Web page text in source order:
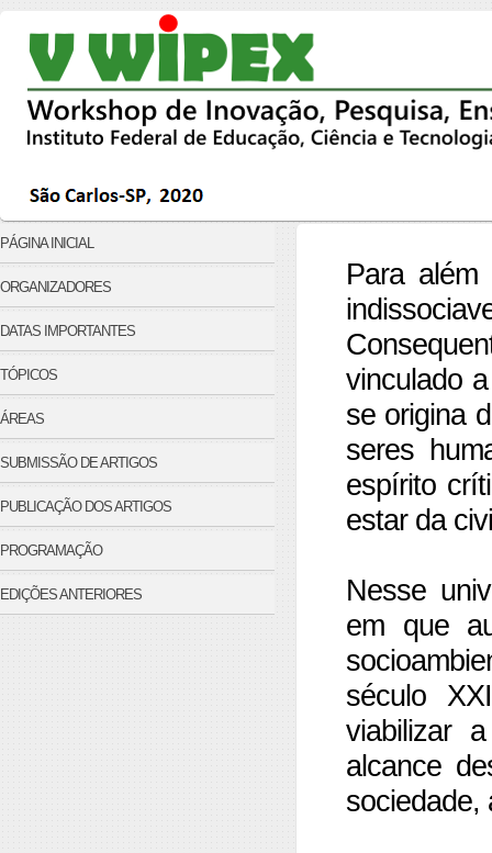
PÁGINA INICIAL
ORGANIZADORES
DATAS IMPORTANTES
TÓPICOS
ÁREAS
SUBMISSÃO DE ARTIGOS
PUBLICAÇÃO DOS ARTIGOS
PROGRAMAÇÃO
EDIÇÕES ANTERIORES
Para
vinculado
se origina
seres
espírito
estar da
Nesse
em que
século
viabilizar
alcance
sociedade,